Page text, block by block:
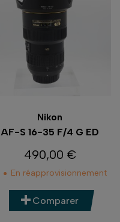
Nikon
AF-S 16-35 F/4 G ED
Prix
490,00 €
En réapprovisionnement
Comparer